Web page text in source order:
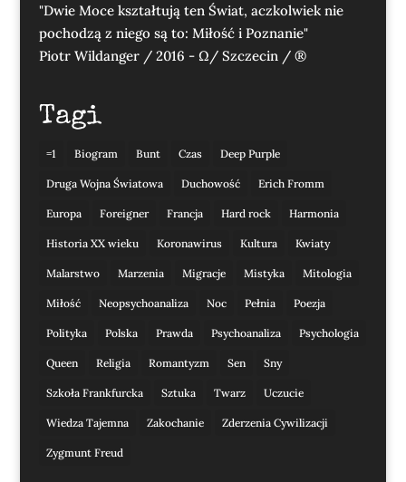
"Dwie Moce kształtują ten Świat, aczkolwiek nie
pochodzą z niego są to: Miłość i Poznanie"
Piotr Wildanger / 2016 - Ω/ Szczecin / ®
Tagi
=1 Biogram Bunt Czas Deep Purple
Druga Wojna Światowa Duchowość Erich Fromm
Europa Foreigner Francja Hard rock Harmonia
Historia XX wieku Koronawirus Kultura Kwiaty
Malarstwo Marzenia Migracje Mistyka Mitologia
Miłość Neopsychoanaliza Noc Pełnia Poezja
Polityka Polska Prawda Psychoanaliza Psychologia
Queen Religia Romantyzm Sen Sny
Szkoła Frankfurcka Sztuka Twarz Uczucie
Wiedza Tajemna Zakochanie Zderzenia Cywilizacji
Zygmunt Freud